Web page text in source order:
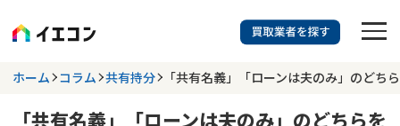
訳あり物件に強い業者を探す
都道府県を選択 相談内容を選択
ホーム コラム 共有持分 「共有名義」「ローンは夫のみ」のど
「共有名義」「ローンは夫のみ」のどちらを